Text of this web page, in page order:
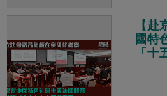
【
國特
「